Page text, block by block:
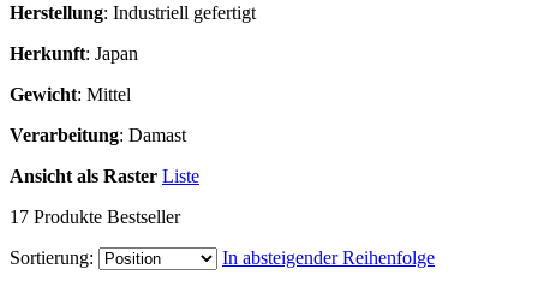
Herstellung: Industriell gefertigt
Herkunft: Japan
Gewicht: Mittel
Verarbeitung: Damast
Ansicht als Raster Liste
17 Produkte Bestseller
Sortierung:
In absteigender Reihenfolge